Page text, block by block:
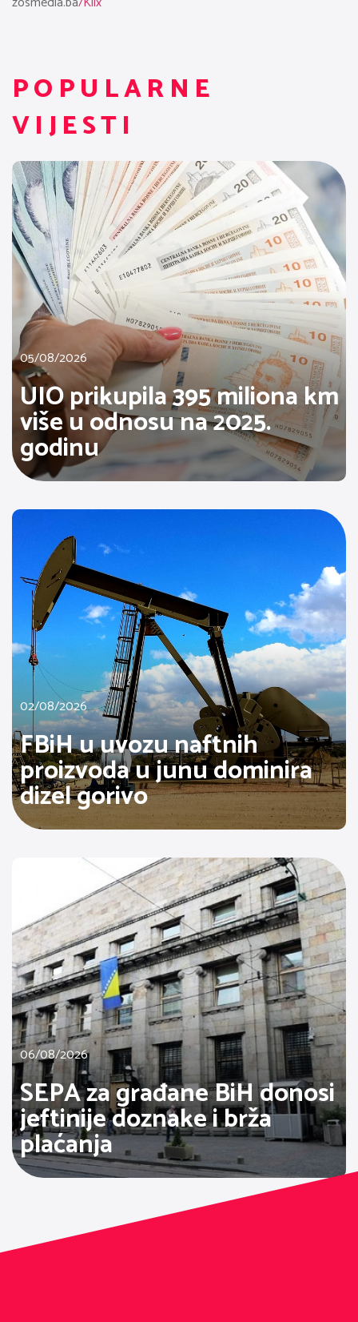
POPULARNE
VIJESTI
05/08/2026
UIO prikupila 395 miliona km
više u odnosu na 2025.
godinu
02/08/2026
FBiH u uvozu naftnih
proizvoda u junu dominira
dizel gorivo
06/08/2026
SEPA za građane BiH donosi
jeftinije doznake i brža
plaćanja